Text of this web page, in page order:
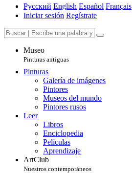
Русский English Español Français
Iniciar sesión Regístrate
Museo
Pinturas antiguas
Pinturas
Galería de imágenes
Pintores
Museos del mundo
Pintores rusos
Leer
Libros
Enciclopedia
Películas
Aprendizaje
ArtClub
Nuestros contemporáneos